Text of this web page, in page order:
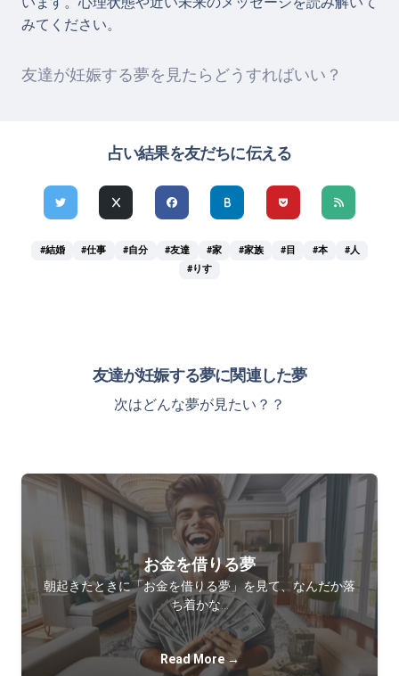
みてください。
友達が妊娠する夢を見たらどうすればいい？
占い結果を友だちに伝える
#結婚 #仕事 #自分 #友達 #家 #家族 #目 #本
#人
#りす
友達が妊娠する夢に関連した夢
次はどんな夢が見たい？？
お金を借りる夢
朝起きたときに「お金を借りる夢」を見て、なんだか落
ち着かな…
Read More →